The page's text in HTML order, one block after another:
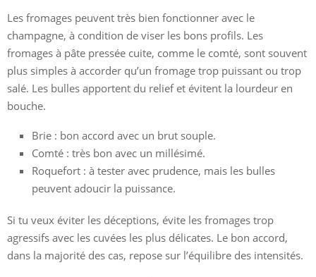
Les fromages peuvent très bien fonctionner avec le
champagne, à condition de viser les bons profils. Les
fromages à pâte pressée cuite, comme le comté, sont souvent
plus simples à accorder qu’un fromage trop puissant ou trop
salé. Les bulles apportent du relief et évitent la lourdeur en
bouche.
Brie : bon accord avec un brut souple.
Comté : très bon avec un millésimé.
Roquefort : à tester avec prudence, mais les bulles
peuvent adoucir la puissance.
Si tu veux éviter les déceptions, évite les fromages trop
agressifs avec les cuvées les plus délicates. Le bon accord,
dans la majorité des cas, repose sur l’équilibre des intensités.